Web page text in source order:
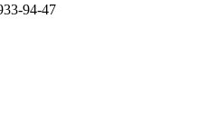
94-47